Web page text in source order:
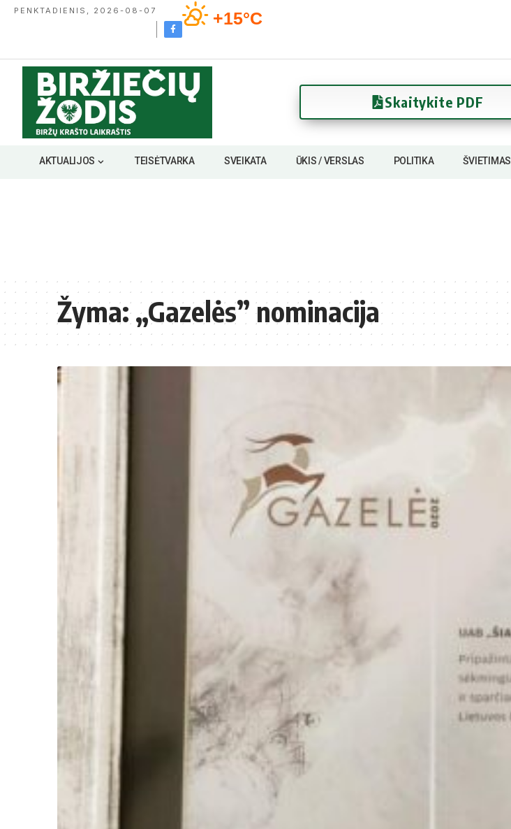
PENKTADIENIS, 2026-08-07 +15°C
Skaitykite PDF
AKTUALIJOS TEISĖTVARKA SVEIKATA ŪKIS / VERSLAS POLITIKA ŠVIETIMAS
Žyma:„Gazelės” nominacija